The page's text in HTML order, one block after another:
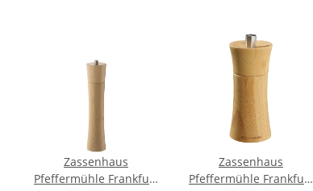
Zassenhaus
Pfeffermühle Frankfurt
Zassenhaus
Pfeffermühle Frankfurt